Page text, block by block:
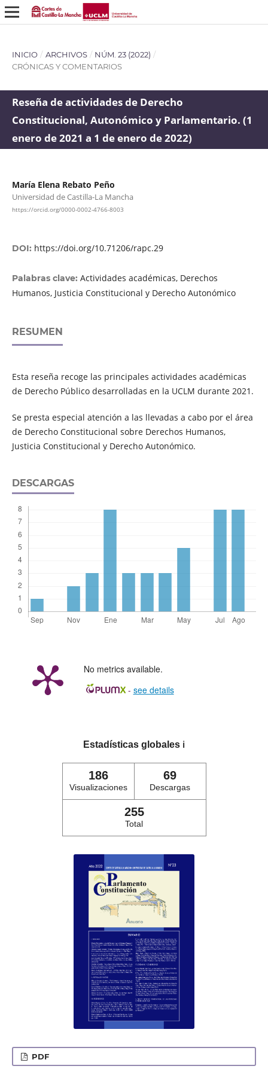
INICIO / ARCHIVOS / NÚM. 23 (2022) /
CRÓNICAS Y COMENTARIOS
Reseña de actividades de Derecho
Constitucional, Autonómico y Parlamentario. (1
enero de 2021 a 1 de enero de 2022)
María Elena Rebato Peño
Universidad de Castilla-La Mancha
https://orcid.org/0000-0002-4766-8003
DOI: https://doi.org/10.71206/rapc.29
Palabras clave: Actividades académicas, Derechos
Humanos, Justicia Constitucional y Derecho Autonómico
RESUMEN
Esta reseña recoge las principales actividades académicas
de Derecho Público desarrolladas en la UCLM durante 2021.
Se presta especial atención a las llevadas a cabo por el área
de Derecho Constitucional sobre Derechos Humanos,
Justicia Constitucional y Derecho Autonómico.
DESCARGAS
No metrics available.
- see details
Estadísticas globales ℹ️
186
Visualizaciones
69
Descargas
255
Total
PDF